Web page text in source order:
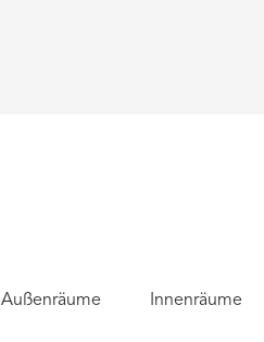
Außenräume Innenräume